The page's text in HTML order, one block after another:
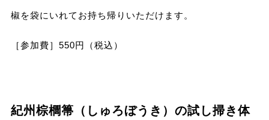
椒を袋にいれてお持ち帰りいただけます。
［参加費］550円（税込）
紀州棕櫚箒（しゅろぼうき）の試し掃き体